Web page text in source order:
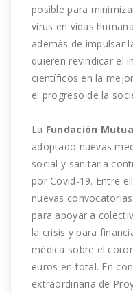
posible para
virus en vidas
además de impulsar
quieren revindicar el
científicos en la
el progreso de la
La Fundación
adoptado nuevas
social y sanitaria
por Covid-19. Entre
nuevas
para apoyar a
la crisis y para
médica sobre el
euros en total. En
extraordinaria de